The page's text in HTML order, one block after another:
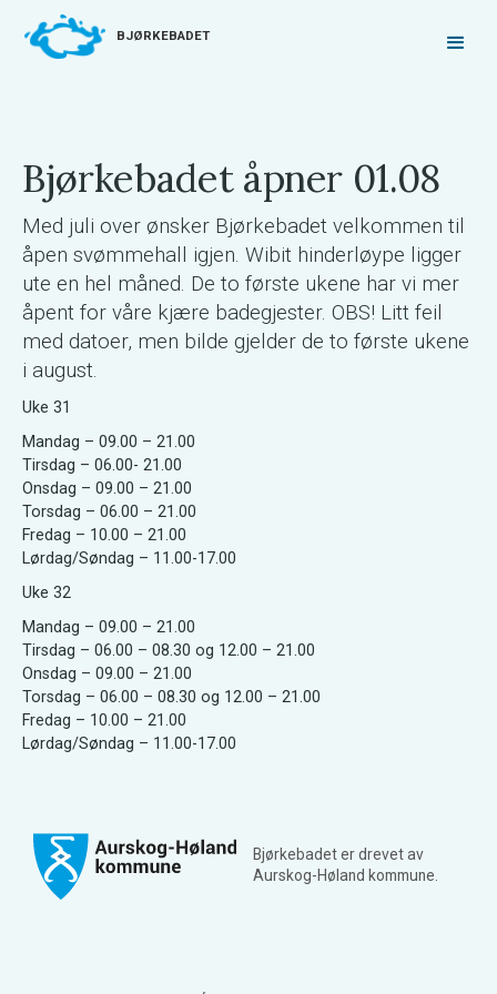
BJØRKEBADET
Bjørkebadet åpner 01.08
Med juli over ønsker Bjørkebadet velkommen til
åpen svømmehall igjen. Wibit hinderløype ligger
ute en hel måned. De to første ukene har vi mer
åpent for våre kjære badegjester. OBS! Litt feil
med datoer, men bilde gjelder de to første ukene
i august.
Uke 31
Mandag – 09.00 – 21.00
Tirsdag – 06.00- 21.00
Onsdag – 09.00 – 21.00
Torsdag – 06.00 – 21.00
Fredag – 10.00 – 21.00
Lørdag/Søndag – 11.00-17.00
Uke 32
Mandag – 09.00 – 21.00
Tirsdag – 06.00 – 08.30 og 12.00 – 21.00
Onsdag – 09.00 – 21.00
Torsdag – 06.00 – 08.30 og 12.00 – 21.00
Fredag – 10.00 – 21.00
Lørdag/Søndag – 11.00-17.00
Bjørkebadet er drevet av
Aurskog-Høland kommune.